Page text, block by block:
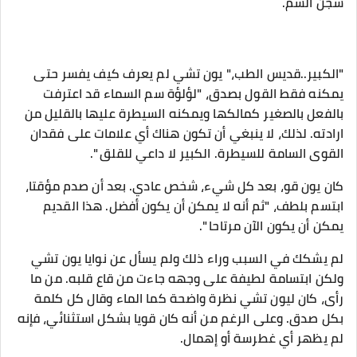
"الكبير..قديس الطب،" يون تشي لم يعرف كيف يفسر حتى
يمكنه فقط القول بصدق، "لؤلؤة سم السماء قد اعترفت
بالفعل بالصغير كمالكها ويمكنه السيطرة عليها بالقليل من
ارادته. لذلك، لا ينبغي أن تكون هناك أي علامات على فقدان
القوى السامة للسيطرة. الكبير لا داعي للقلق ".
كان يون قو، بعد كل شيء، شخص عادي. بعد أن صدم مؤقتا،
ابتسم بلطف، "ثم أنه لا يمكن أن يكون أفضل. هذا القديم
يمكن أن يكون الآن مرتاحا ".
لم يشكك في السبب وراء ذلك ولم يسأل عن نوايا يون تشي
ولكن ابتسامة لطيفة على وجهه جاءت من قاع قلبه. من ما
رأى، كان ليون تشي نظرة واضحة كما الماء وقال كل كلمة
بكل صدق. وعلى الرغم من أنه كان قويا بشكل استثنائي، فإنه
لم يظهر أي غطرسة أو إهمال.